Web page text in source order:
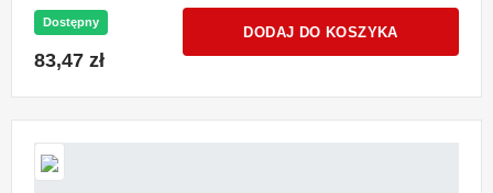
Dostępny
83,47 zł
DODAJ DO KOSZYKA